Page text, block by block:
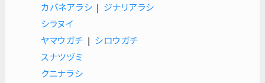
カバネアラシ | ジナリアラシ
シラヌイ
ヤマウガチ | シロウガチ
スナツヅミ
クニナラシ